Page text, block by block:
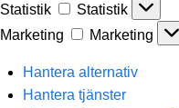
Statistik
Statistik
Marketing
Marketing
Hantera alternativ
Hantera tjänster